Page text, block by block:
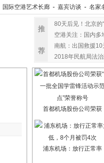
国际空港艺术长廊 - 嘉宾访谈 - 名家
推
荐
80天后见！北京的
空港关注：国内多
南航：出国救援10
2018年民航局法
首都机场股份公司荣获
浦东机场：放行正常率